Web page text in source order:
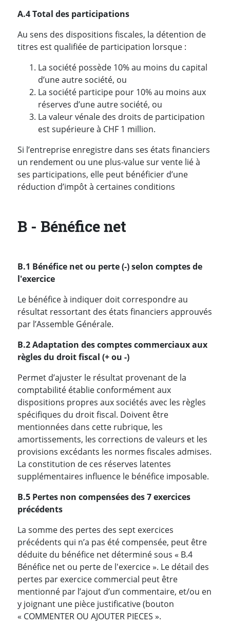
A.4 Total des participations
Au sens des dispositions fiscales, la détention de
titres est qualifiée de participation lorsque :
La société possède 10% au moins du capital
d’une autre société, ou
La société participe pour 10% au moins aux
réserves d’une autre société, ou
La valeur vénale des droits de participation
est supérieure à CHF 1 million.
Si l’entreprise enregistre dans ses états financiers
un rendement ou une plus-value sur vente lié à
ses participations, elle peut bénéficier d’une
réduction d’impôt à certaines conditions
B - Bénéfice net
B.1 Bénéfice net ou perte (-) selon comptes de
l'exercice
Le bénéfice à indiquer doit correspondre au
résultat ressortant des états financiers approuvés
par l’Assemble Générale.
B.2 Adaptation des comptes commerciaux aux
règles du droit fiscal (+ ou -)
Permet d’ajuster le résultat provenant de la
comptabilité établie conformément aux
dispositions propres aux sociétés avec les règles
spécifiques du droit fiscal. Doivent être
mentionnées dans cette rubrique, les
amortissements, les corrections de valeurs et les
provisions excédants les normes fiscales admises.
La constitution de ces réserves latentes
supplémentaires influence le bénéfice imposable.
B.5 Pertes non compensées des 7 exercices
précédents
La somme des pertes des sept exercices
précédents qui n’a pas été compensée, peut être
déduite du bénéfice net déterminé sous « B.4
Bénéfice net ou perte de l'exercice ». Le détail des
pertes par exercice commercial peut être
mentionné par l’ajout d’un commentaire, et/ou en
y joignant une pièce justificative (bouton
« COMMENTER OU AJOUTER PIECES ».